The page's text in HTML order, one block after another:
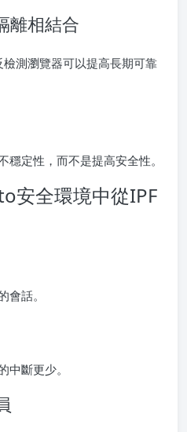
離相結合
測瀏覽器可以提高長期可靠
定性，而不是提高安全性。
安全環境中從IPF
話。
斷更少。